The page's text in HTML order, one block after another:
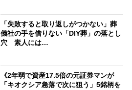
「失敗すると取り返しがつかない」葬
儀社の手を借りない「DIY葬」の落とし
穴 素人には…
《2年弱で資産17.5倍の元証券マンが
「キオクシア急落で次に狙う」5銘柄を